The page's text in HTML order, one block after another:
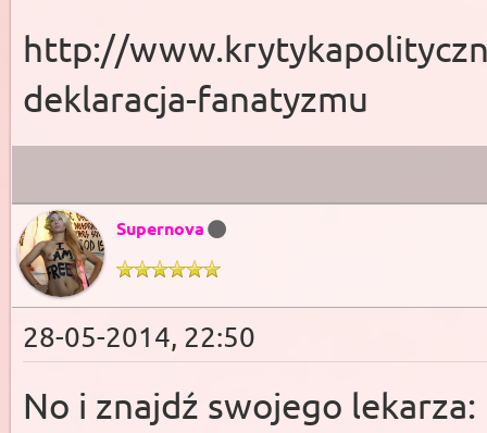
http://
deklaracja-fanatyzmu
Supernova
28-05-2014, 22:50
No i znajdź swojego lekarza: